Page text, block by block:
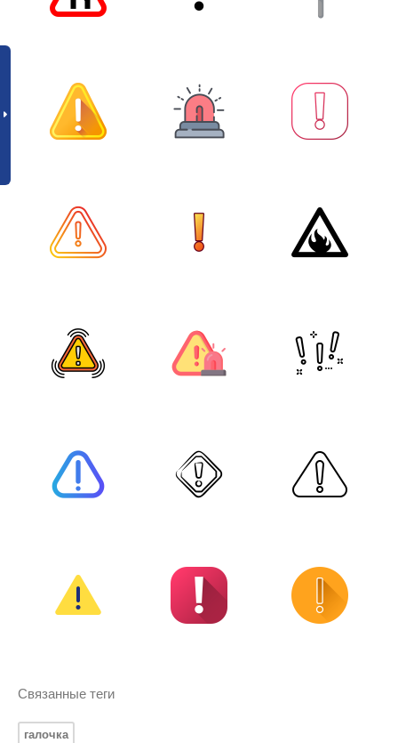
Связанные теги
галочка